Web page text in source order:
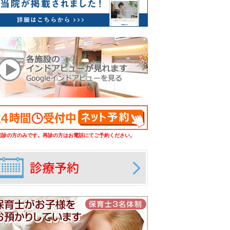
の方のみです。再診の方はお電話にてご予約ください。